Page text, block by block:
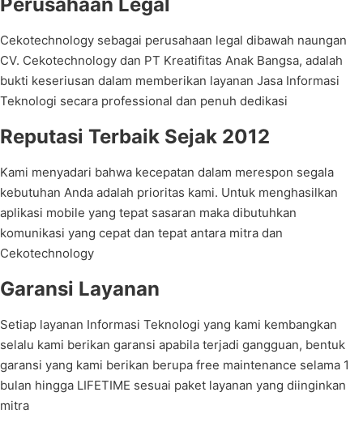
Cekotechnology sebagai perusahaan legal dibawah naungan
CV. Cekotechnology dan PT Kreatifitas Anak Bangsa, adalah
bukti keseriusan dalam memberikan layanan Jasa Informasi
Teknologi secara professional dan penuh dedikasi
Reputasi Terbaik Sejak 2012
Kami menyadari bahwa kecepatan dalam merespon segala
kebutuhan Anda adalah prioritas kami. Untuk menghasilkan
aplikasi mobile yang tepat sasaran maka dibutuhkan
komunikasi yang cepat dan tepat antara mitra dan
Cekotechnology
Garansi Layanan
Setiap layanan Informasi Teknologi yang kami kembangkan
selalu kami berikan garansi apabila terjadi gangguan, bentuk
garansi yang kami berikan berupa free maintenance selama 1
bulan hingga LIFETIME sesuai paket layanan yang diinginkan
mitra